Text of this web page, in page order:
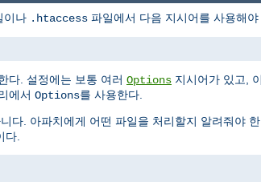
이나 .htaccess 파일에서 다음 지시어를 사용해야
다. 설정에는 보통 여러 Options 지시어가 있고,
에서 Options를 사용한다.
다. 아파치에게 어떤 파일을 처리할지 알려줘야
다.